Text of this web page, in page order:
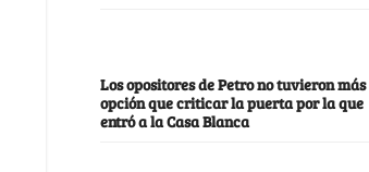
Los opositores de Petro no tuvieron más
opción que criticar la puerta por la que
entró a la Casa Blanca